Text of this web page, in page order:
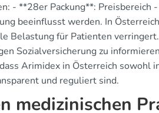
- **28er Packung**: Preisbereich
beeinflusst werden. In
Belastung für Patienten
Sozialversicherung zu
Arimidex in Österreich sowohl
und reguliert sind.
medizinischen